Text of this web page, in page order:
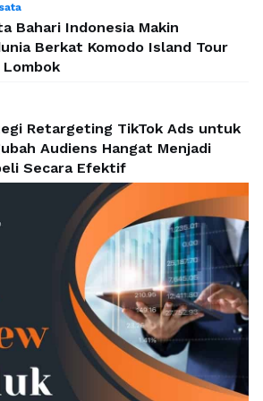
Bahari Indonesia Makin
Berkat Komodo Island Tour
Lombok
Retargeting TikTok Ads untuk
Audiens Hangat Menjadi
Secara Efektif